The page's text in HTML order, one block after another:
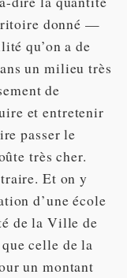
donné —
qu’on a de
un milieu très
de
et entretenir
passer le
très cher.
Et on y
d’une école
de la Ville de
celle de la
un montant